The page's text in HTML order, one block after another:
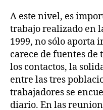
A este nivel, es
trabajo realizado en
1999, no sólo aporta
carece de fuentes
los contactos, la
entre las tres
trabajadores se
diario. En las